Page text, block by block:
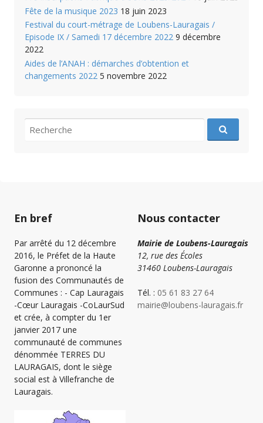
Fête de la musique 2023 18 juin 2023
Festival du court-métrage de Loubens-Lauragais /
Episode IX / Samedi 17 décembre 2022 9 décembre
2022
Aides de l’ANAH : démarches d’obtention et
changements 2022 5 novembre 2022
recherche
pour
En bref
Par arrêté du 12 décembre
2016, le Préfet de la Haute
Garonne a prononcé la
fusion des Communautés de
Communes : - Cap Lauragais
-Cœur Lauragais -CoLaurSud
et crée, à compter du 1er
janvier 2017 une
communauté de communes
dénommée TERRES DU
LAURAGAIS, dont le siège
social est à Villefranche de
Lauragais.
Nous contacter
Mairie de Loubens-Lauragais
12, rue des Écoles
31460 Loubens-Lauragais
Tél. : 05 61 83 27 64
mairie@loubens-lauragais.fr